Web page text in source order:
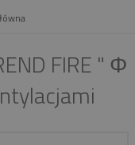
FIRE " Φ